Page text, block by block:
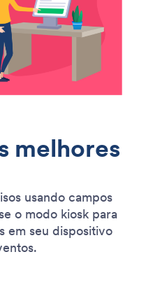
melhores
usando campos
o modo kiosk para
em seu dispositivo